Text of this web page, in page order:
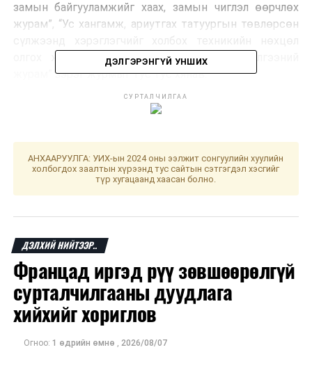
замын байгууламжийг хаах, замын чиглэл өөрчлөх
журам”, “Ус хангамж, ариутгах татуургын төвлөрсөн
олгох журам”, “Төлбөртэй тусламж үйлчилгээний
журам” зэрэг журмыг тус тус хянав.
Өнгөрсөн долоо хоногт авлигын эсрэг сургалтад 9
ДАРААХ МЭДЭЭ
“Дэлхийн жижиг, дунд үйлдвэрийн өдөр-2025”
үзэсгэлэн төв талбайд эхэллээ
ДЭЛГЭРЭНГҮЙ УНШИХ
СУРТАЛЧИЛГАА
АНХААРУУЛГА: УИХ-ын 2024 оны ээлжит сонгуулийн хуулийн
холбогдох заалтын хүрээнд тус сайтын сэтгэгдэл хэсгийг
түр хугацаанд хаасан болно.
ДЭЛХИЙ НИЙТЭЭР..
Францад иргэд рүү зөвшөөрөлгүй
сурталчилгааны дуудлага
хийхийг хориглов
Огноо: 1 өдрийн өмнө , 2026/08/07